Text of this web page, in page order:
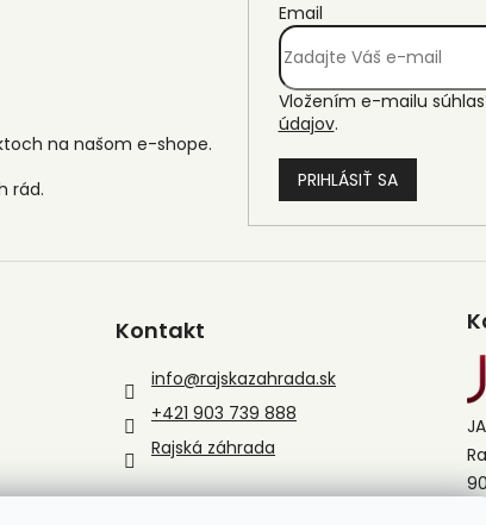
na našom e-shope.
Email
Vložením e-mailu
údajov.
PRIHLÁSIŤ SA
Kontakt
info@rajskazahrada.sk
+421 903 739 888
Rajská záhrada